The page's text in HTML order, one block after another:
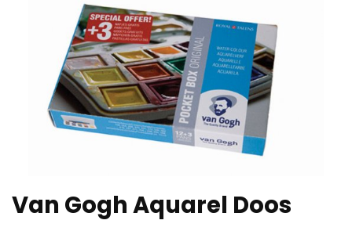
Van Gogh Aquarel Doos